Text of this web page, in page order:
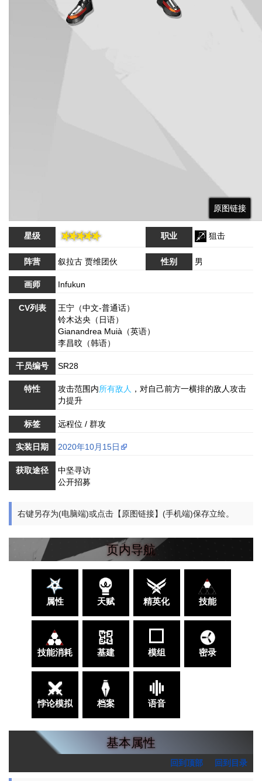
原图链接
原图链接
原图链接
星级 职业 狙击
阵营 叙拉古 贾维团伙 性别 男
画师 Infukun
CV列表
王宁（中文-普通话）
铃木达央（日语）
Gianandrea Muià（英语）
李昌旼（韩语）
干员编号 SR28
特性 攻击范围内所有敌人 ，对自己前方一横排的敌人攻击
力提升
标签 远程位 / 群攻
实装日期 2020年10月15日
获取途径
中坚寻访
公开招募
右键另存为(电脑端)或点击【原图链接】(手机端)保存立绘。
页内导航
属性 天赋 精英化 技能
技能消耗 基建 模组 密录
悖论模拟 档案 语音
基本属性
回到顶部 回到目录